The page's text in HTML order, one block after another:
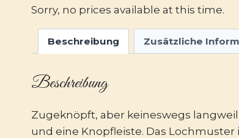
Sorry, no prices available at this time.
Beschreibung Zusätzliche
Beschreibung
Zugeknöpft, aber keineswegs
und eine Knopfleiste. Das